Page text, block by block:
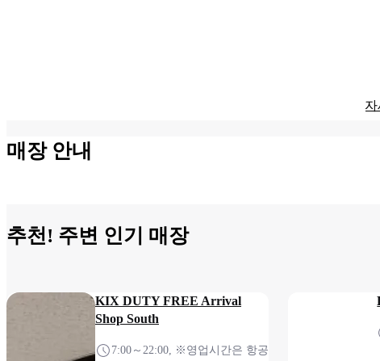
자
매장 안내
추천! 주변 인기 매장
KIX DUTY FREE Arrival
Shop South
7:00～22:00, ※영업시간은 항공